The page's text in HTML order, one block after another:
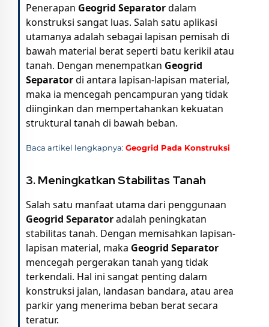
Penerapan Geogrid Separatordalam
konstruksi sangat luas. Salah satu aplikasi
utamanya adalah sebagai lapisan pemisah di
bawah material berat seperti batu kerikil atau
tanah. Dengan menempatkan Geogrid
Separatordi antara lapisan-lapisan material,
maka ia mencegah pencampuran yang tidak
diinginkan dan mempertahankan kekuatan
struktural tanah di bawah beban.
Baca artikel lengkapnya: Geogrid Pada Konstruksi
3. Meningkatkan Stabilitas Tanah
Salah satu manfaat utama dari penggunaan
Geogrid Separatoradalah peningkatan
stabilitas tanah. Dengan memisahkan lapisan-
lapisan material, maka Geogrid Separator
mencegah pergerakan tanah yang tidak
terkendali. Hal ini sangat penting dalam
konstruksi jalan, landasan bandara, atau area
parkir yang menerima beban berat secara
teratur.